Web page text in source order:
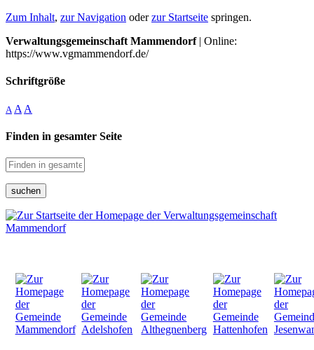
Zum Inhalt, zur Navigation oderzur Startseite springen.
Verwaltungsgemeinschaft Mammendorf| Online:
https://www.vgmammendorf.de/
Schriftgröße
A A A
Finden in gesamter Seite
suchen